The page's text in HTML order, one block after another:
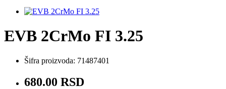
EVB 2CrMo FI 3.25
Šifra proizvoda: 71487401
680.00 RSD